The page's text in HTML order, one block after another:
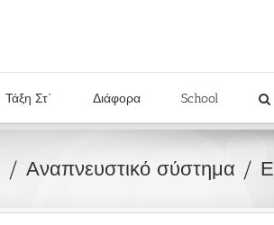
Τάξη Στ΄ Διάφορα School
Αναπνευστικό σύστημα